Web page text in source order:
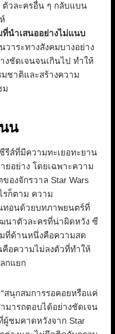
ตัวละครอื่น ๆ กลับแบน
ที่นำเสนออย่างไม่แนบ
วาระทางสังคมบางอย่าง
งชัดเจนจนเกินไป ทำให้
มชาติและสร้างความ
ม
น
รีส์ที่มีความทะเยอทะยาน
ยอย่าง โดยเฉพาะความ
องจักรวาล Star Wars
รก็ตาม ความ
ทอนด้วยบทภาพยนตร์ที่
นาตัวละครที่น่าผิดหวัง ซี
ที่ด้านหนึ่งคือความสด
อความไม่ลงตัวที่ทำให้
กแยก
สนุกสมการรอคอยหรือแค่
ามารถตอบได้อย่างชัดเจน
ชมคาดหวังจาก Star